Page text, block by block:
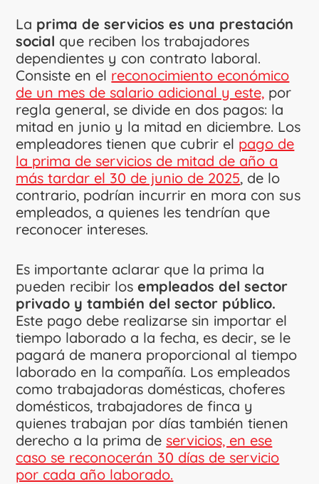
La prima de servicios es una prestación
social que reciben los trabajadores
dependientes y con contrato laboral.
Consiste en el reconocimiento económico
de un mes de salario adicional y este, por
regla general, se divide en dos pagos: la
mitad en junio y la mitad en diciembre. Los
empleadores tienen que cubrir el pago de
la prima de servicios de mitad de año a
más tardar el 30 de junio de 2025, de lo
contrario, podrían incurrir en mora con sus
empleados, a quienes les tendrían que
reconocer intereses.
Es importante aclarar que la prima la
pueden recibir los empleados del sector
privado y también del sector público.
Este pago debe realizarse sin importar el
tiempo laborado a la fecha, es decir, se le
pagará de manera proporcional al tiempo
laborado en la compañía. Los empleados
como trabajadoras domésticas, choferes
domésticos, trabajadores de finca y
quienes trabajan por días también tienen
derecho a la prima deservicios, en ese
caso se reconocerán 30 días de servicio
por cada año laborado.